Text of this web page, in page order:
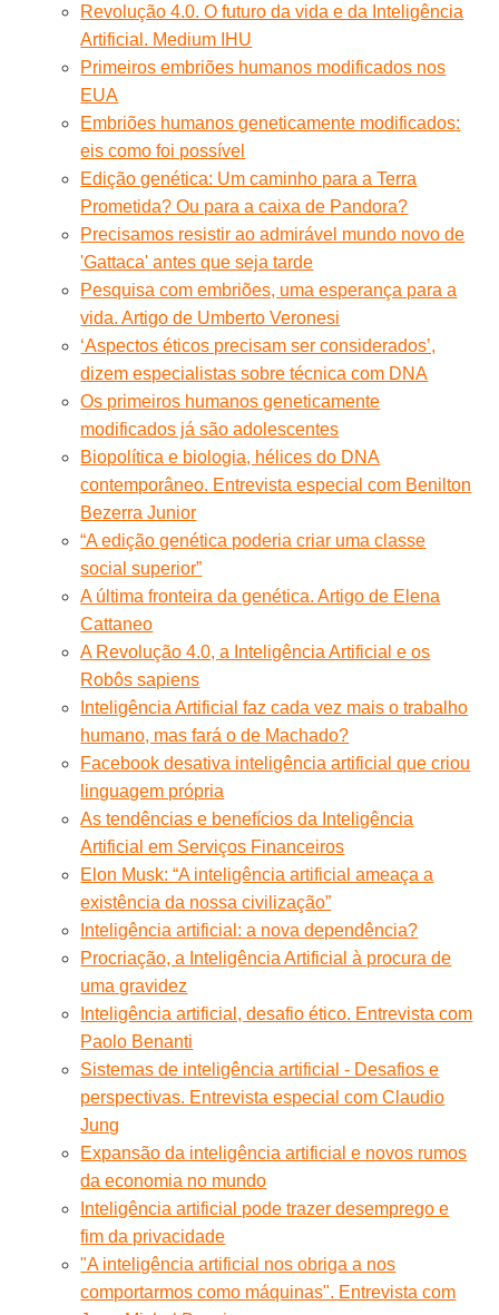
Revolução 4.0. O futuro da vida e da Inteligência
Artificial. Medium IHU
Primeiros embriões humanos modificados nos
EUA
Embriões humanos geneticamente modificados:
eis como foi possível
Edição genética: Um caminho para a Terra
Prometida? Ou para a caixa de Pandora?
Precisamos resistir ao admirável mundo novo de
'Gattaca' antes que seja tarde
Pesquisa com embriões, uma esperança para a
vida. Artigo de Umberto Veronesi
‘Aspectos éticos precisam ser considerados’,
dizem especialistas sobre técnica com DNA
Os primeiros humanos geneticamente
modificados já são adolescentes
Biopolítica e biologia, hélices do DNA
contemporâneo. Entrevista especial com Benilton
Bezerra Junior
“A edição genética poderia criar uma classe
social superior”
A última fronteira da genética. Artigo de Elena
Cattaneo
A Revolução 4.0, a Inteligência Artificial e os
Robôs sapiens
Inteligência Artificial faz cada vez mais o trabalho
humano, mas fará o de Machado?
Facebook desativa inteligência artificial que criou
linguagem própria
As tendências e benefícios da Inteligência
Artificial em Serviços Financeiros
Elon Musk: “A inteligência artificial ameaça a
existência da nossa civilização”
Inteligência artificial: a nova dependência?
Procriação, a Inteligência Artificial à procura de
uma gravidez
Inteligência artificial, desafio ético. Entrevista com
Paolo Benanti
Sistemas de inteligência artificial - Desafios e
perspectivas. Entrevista especial com Claudio
Jung
Expansão da inteligência artificial e novos rumos
da economia no mundo
Inteligência artificial pode trazer desemprego e
fim da privacidade
"A inteligência artificial nos obriga a nos
comportarmos como máquinas". Entrevista com